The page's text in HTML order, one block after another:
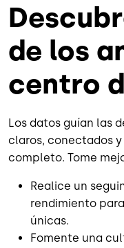
de los
centro
Los datos guían las
claros, conectados
completo. Tome
Realice un
rendimiento
únicas.
Fomente una